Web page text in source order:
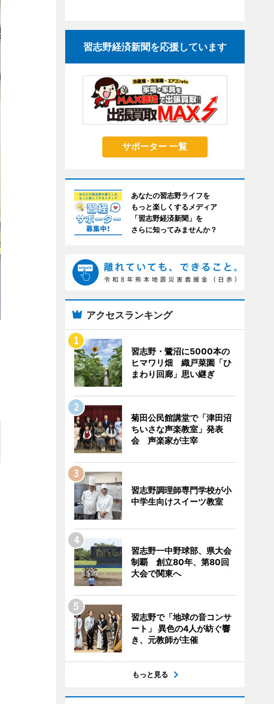
習志野経済新聞を応援しています
サポーター 一覧
あなたの習志野ライフを
もっと楽しくするメディア
「習志野経済新聞」を
さらに知ってみませんか？
アクセスランキング
習志野・鷺沼に5000本の
ヒマワリ畑 織戸菜園「ひ
まわり回廊」思い継ぎ
菊田公民館講堂で「津田沼
ちいさな声楽教室」発表
会 声楽家が主宰
習志野調理師専門学校が小
中学生向けスイーツ教室
習志野一中野球部、県大会
制覇 創立80年、第80回
大会で関東へ
習志野で「地球の音コンサ
ート」 異色の4人が紡ぐ響
き、元教師が主催
もっと見る